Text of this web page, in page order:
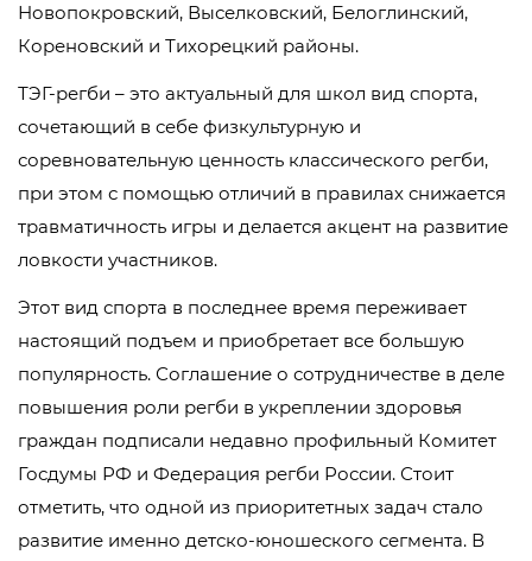
Новопокровский, Выселковский, Белоглинский,
Кореновский и Тихорецкий районы.
ТЭГ-регби – это актуальный для школ вид спорта,
сочетающий в себе физкультурную и
соревновательную ценность классического регби,
при этом с помощью отличий в правилах снижается
травматичность игры и делается акцент на развитие
ловкости участников.
Этот вид спорта в последнее время переживает
настоящий подъем и приобретает все большую
популярность. Соглашение о сотрудничестве в деле
повышения роли регби в укреплении здоровья
граждан подписали недавно профильный Комитет
Госдумы РФ и Федерация регби России. Стоит
отметить, что одной из приоритетных задач стало
развитие именно детско-юношеского сегмента. В